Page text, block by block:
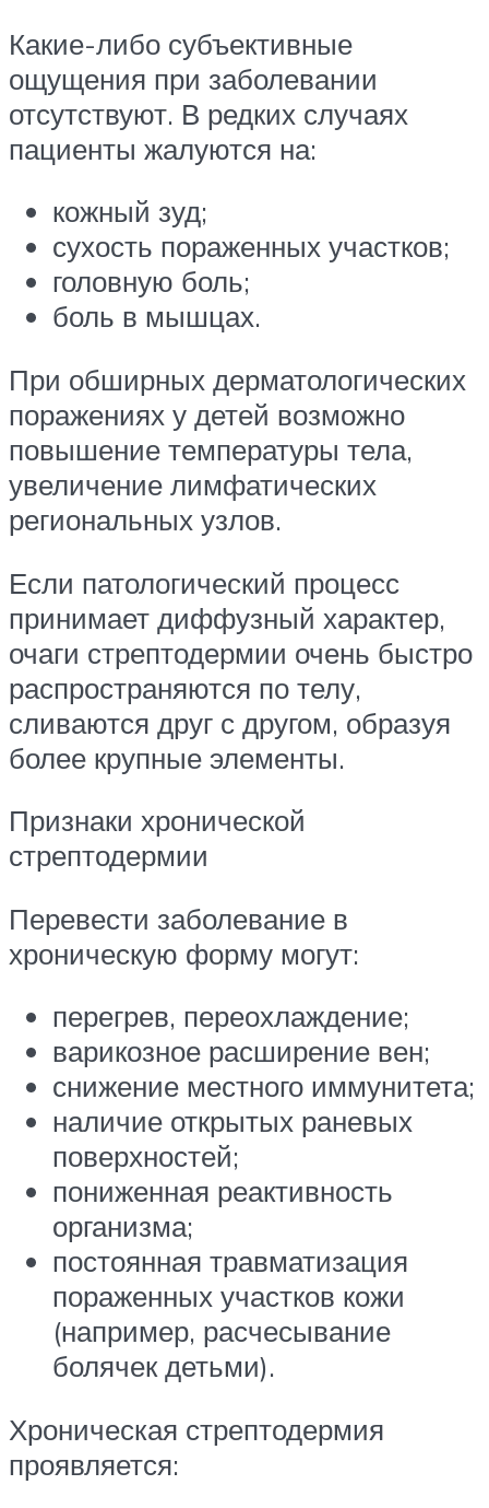
Какие-либо субъективные
ощущения при заболевании
отсутствуют. В редких случаях
пациенты жалуются на:
кожный зуд;
сухость пораженных участков;
головную боль;
боль в мышцах.
При обширных дерматологических
поражениях у детей возможно
повышение температуры тела,
увеличение лимфатических
региональных узлов.
Если патологический процесс
принимает диффузный характер,
очаги стрептодермии очень быстро
распространяются по телу,
сливаются друг с другом, образуя
более крупные элементы.
Признаки хронической
стрептодермии
Перевести заболевание в
хроническую форму могут:
перегрев, переохлаждение;
варикозное расширение вен;
снижение местного иммунитета;
наличие открытых раневых
поверхностей;
пониженная реактивность
организма;
постоянная травматизация
пораженных участков кожи
(например, расчесывание
болячек детьми).
Хроническая стрептодермия
проявляется: